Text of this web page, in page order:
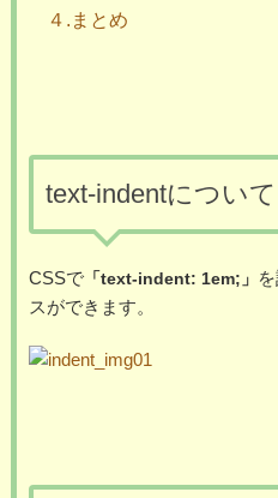
４.まとめ
text-indentについて
CSSで「text-indent: 1em;」
スができます。